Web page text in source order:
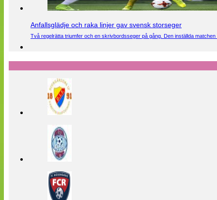
Anfallsglädje och raka linjer gav svensk storseger
Två regelrätta triumfer och en skrivbordsseger på gång. Den inställda